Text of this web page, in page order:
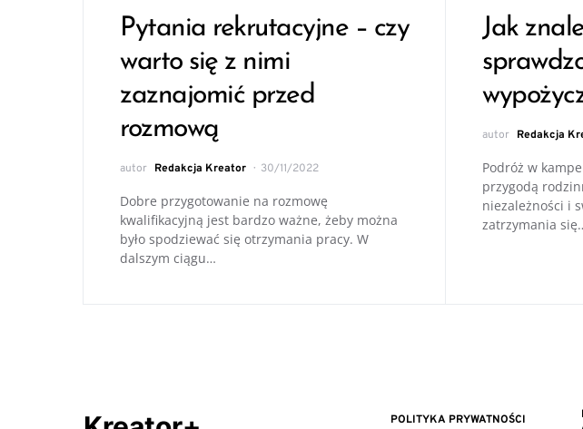
Pytania rekrutacyjne – czy
warto się z nimi
zaznajomić przed
rozmową
autor Redakcja Kreator 30/11/2022
Dobre przygotowanie na rozmowę
kwalifikacyjną jest bardzo ważne, żeby można
było spodziewać się otrzymania pracy. W
dalszym ciągu…
Jak
autor Redakcja
Podróż w
przygodą
niezależności i
zatrzymania
POLITYKA PRYWATNOŚCI